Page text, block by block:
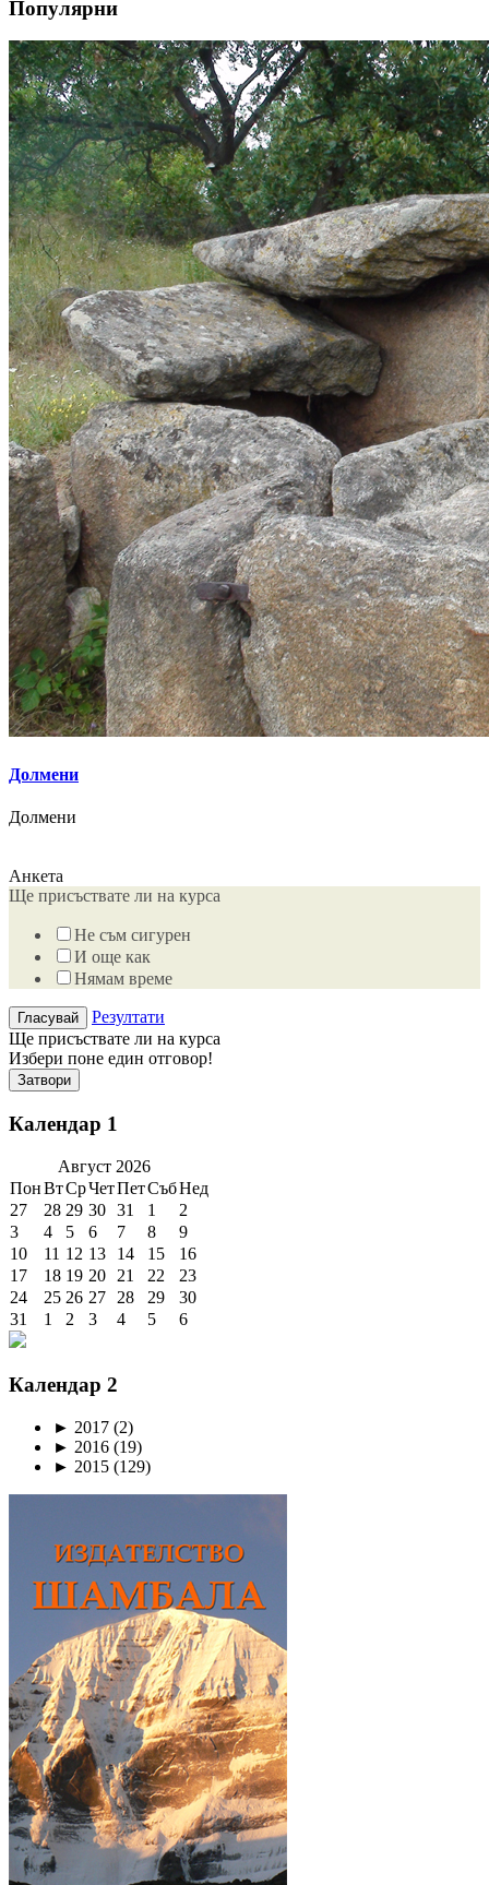
Популярни
Долмени
Долмени
Анкета
Ще присъствате ли на курса
Не съм сигурен
И още как
Нямам време
Резултати
Ще присъствате ли на курса
Избери поне един отговор!
Затвори
Календар 1
Август 2026
ПонВтСрЧетПетСъбНед
27
28 29 30 31 1
2
3
4 5 6 7 8
9
10
11 12 13 14 15
16
17
18 19 20 21 22
23
24
25 26 27 28 29
30
31
1 2 3 4 5 6
Календар 2
► 2017 (2)
► 2016 (19)
► 2015 (129)